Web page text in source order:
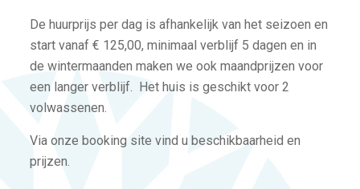
De huurprijs per dag is afhankelijk van het seizoen en
start vanaf € 125,00, minimaal verblijf 5 dagen en in
de wintermaanden maken we ook maandprijzen voor
een langer verblijf. Het huis is geschikt voor 2
volwassenen.
Via onze booking site vind u beschikbaarheid en
prijzen.